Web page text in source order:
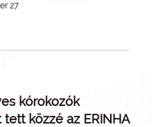
27.
kórokozók
közzé az ERINHA